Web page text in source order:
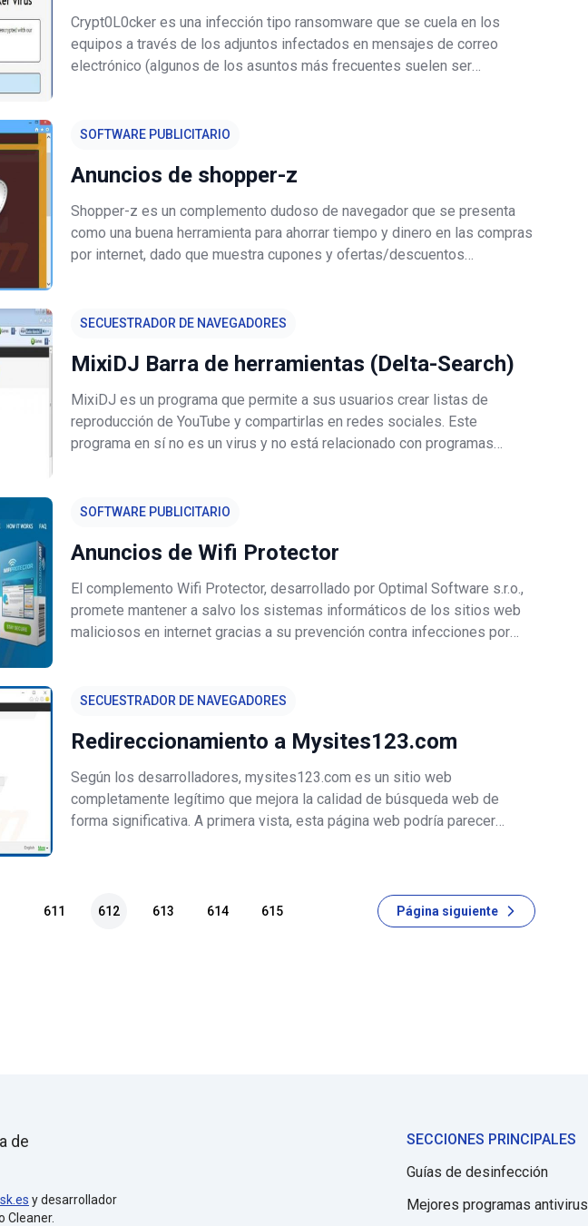
Crypt0L0cker es una infección tipo ransomware que se cuela en los
equipos a través de los adjuntos infectados en mensajes de correo
electrónico (algunos de los asuntos más frecuentes suelen ser
SOFTWARE PUBLICITARIO
Anuncios de shopper-z
Shopper-z es un complemento dudoso de navegador que se presenta
como una buena herramienta para ahorrar tiempo y dinero en las compras
por internet, dado que muestra cupones y ofertas/descuentos
SECUESTRADOR DE NAVEGADORES
MixiDJ Barra de herramientas (Delta-Search)
MixiDJ es un programa que permite a sus usuarios crear listas de
reproducción de YouTube y compartirlas en redes sociales. Este
programa en sí no es un virus y no está relacionado con programas
SOFTWARE PUBLICITARIO
Anuncios de Wifi Protector
El complemento Wifi Protector, desarrollado por Optimal Software s.r.o.,
promete mantener a salvo los sistemas informáticos de los sitios web
maliciosos en internet gracias a su prevención contra infecciones por
SECUESTRADOR DE NAVEGADORES
Redireccionamiento a Mysites123.com
Según los desarrolladores, mysites123.com es un sitio web
completamente legítimo que mejora la calidad de búsqueda web de
forma significativa. A primera vista, esta página web podría parecer
611 612 613 614 615 Página siguiente
de
y desarrollador
Cleaner.
SECCIONES PRINCIPALES
Guías de desinfección
Mejores programas antivirus